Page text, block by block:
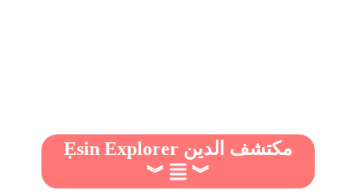
Ẹsin Explorer مكتشف الدين
︾
︾